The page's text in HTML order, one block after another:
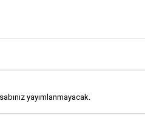
yayımlanmayacak.